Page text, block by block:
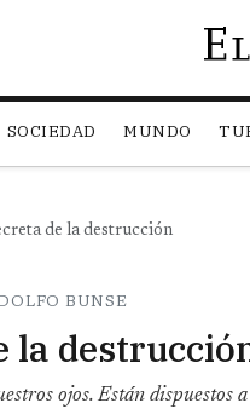
SOCIEDAD MUNDO
de la destrucción
BUNSE
la
ojos. Están